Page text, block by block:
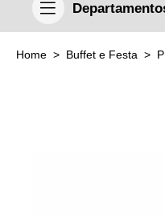
home Buffet e Festa